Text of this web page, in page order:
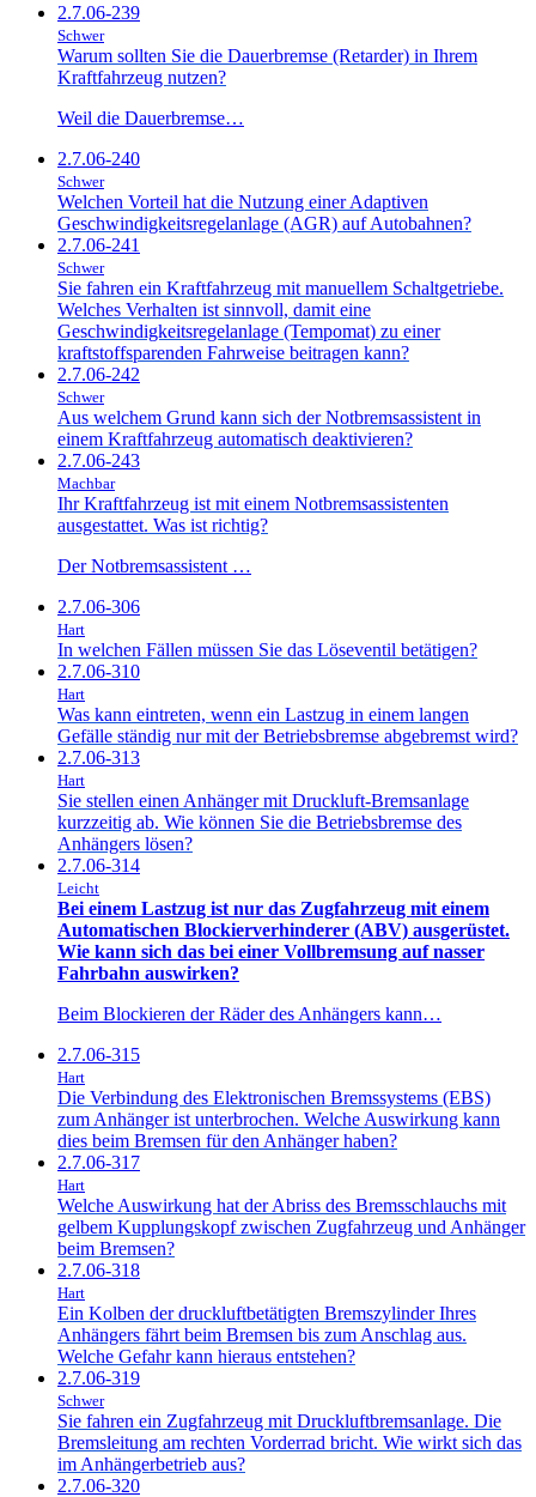
2.7.06-239
Schwer
Warum sollten Sie die Dauerbremse (Retarder) in Ihrem
Kraftfahrzeug nutzen?
Weil die Dauerbremse…
2.7.06-240
Schwer
Welchen Vorteil hat die Nutzung einer Adaptiven
Geschwindigkeitsregelanlage (AGR) auf Autobahnen?
2.7.06-241
Schwer
Sie fahren ein Kraftfahrzeug mit manuellem Schaltgetriebe.
Welches Verhalten ist sinnvoll, damit eine
Geschwindigkeitsregelanlage (Tempomat) zu einer
kraftstoffsparenden Fahrweise beitragen kann?
2.7.06-242
Schwer
Aus welchem Grund kann sich der Notbremsassistent in
einem Kraftfahrzeug automatisch deaktivieren?
2.7.06-243
Machbar
Ihr Kraftfahrzeug ist mit einem Notbremsassistenten
ausgestattet. Was ist richtig?
Der Notbremsassistent …
2.7.06-306
Hart
In welchen Fällen müssen Sie das Löseventil betätigen?
2.7.06-310
Hart
Was kann eintreten, wenn ein Lastzug in einem langen
Gefälle ständig nur mit der Betriebsbremse abgebremst wird?
2.7.06-313
Hart
Sie stellen einen Anhänger mit Druckluft-Bremsanlage
kurzzeitig ab. Wie können Sie die Betriebsbremse des
Anhängers lösen?
2.7.06-314
Leicht
Bei einem Lastzug ist nur das Zugfahrzeug mit einem
Automatischen Blockierverhinderer (ABV) ausgerüstet.
Wie kann sich das bei einer Vollbremsung auf nasser
Fahrbahn auswirken?
Beim Blockieren der Räder des Anhängers kann…
2.7.06-315
Hart
Die Verbindung des Elektronischen Bremssystems (EBS)
zum Anhänger ist unterbrochen. Welche Auswirkung kann
dies beim Bremsen für den Anhänger haben?
2.7.06-317
Hart
Welche Auswirkung hat der Abriss des Bremsschlauchs mit
gelbem Kupplungskopf zwischen Zugfahrzeug und Anhänger
beim Bremsen?
2.7.06-318
Hart
Ein Kolben der druckluftbetätigten Bremszylinder Ihres
Anhängers fährt beim Bremsen bis zum Anschlag aus.
Welche Gefahr kann hieraus entstehen?
2.7.06-319
Schwer
Sie fahren ein Zugfahrzeug mit Druckluftbremsanlage. Die
Bremsleitung am rechten Vorderrad bricht. Wie wirkt sich das
im Anhängerbetrieb aus?
2.7.06-320